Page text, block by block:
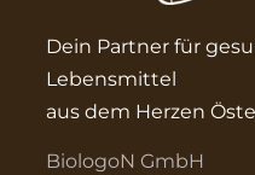
Dein Partner für
Lebensmittel
aus dem Herzen
BiologoN GmbH